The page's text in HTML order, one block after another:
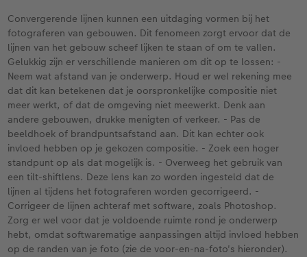
Convergerende lijnen kunnen een uitdaging vormen bij het
fotograferen van gebouwen. Dit fenomeen zorgt ervoor dat de
lijnen van het gebouw scheef lijken te staan of om te vallen.
Gelukkig zijn er verschillende manieren om dit op te lossen: -
Neem wat afstand van je onderwerp. Houd er wel rekening mee
dat dit kan betekenen dat je oorspronkelijke compositie niet
meer werkt, of dat de omgeving niet meewerkt. Denk aan
andere gebouwen, drukke menigten of verkeer. - Pas de
beeldhoek of brandpuntsafstand aan. Dit kan echter ook
invloed hebben op je gekozen compositie. - Zoek een hoger
standpunt op als dat mogelijk is. - Overweeg het gebruik van
een tilt-shiftlens. Deze lens kan zo worden ingesteld dat de
lijnen al tijdens het fotograferen worden gecorrigeerd. -
Corrigeer de lijnen achteraf met software, zoals Photoshop.
Zorg er wel voor dat je voldoende ruimte rond je onderwerp
hebt, omdat softwarematige aanpassingen altijd invloed hebben
op de randen van je foto (zie de voor-en-na-foto's hieronder).